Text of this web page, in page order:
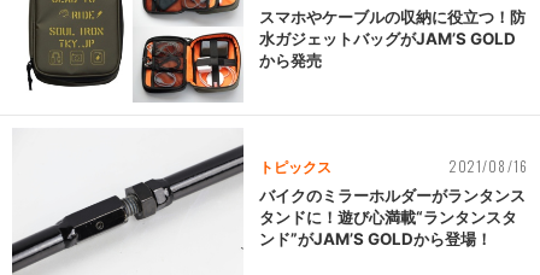
スマホやケーブルの収納に役立つ！防
水ガジェットバッグがJAM’S GOLD
から発売
トピックス 2021/08/16
バイクのミラーホルダーがランタンス
タンドに！遊び心満載“ランタンスタ
ンド”がJAM’S GOLDから登場！